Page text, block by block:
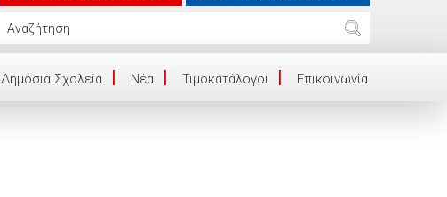
Δημόσια Σχολεία Νέα Τιμοκατάλογοι Επικοινωνία